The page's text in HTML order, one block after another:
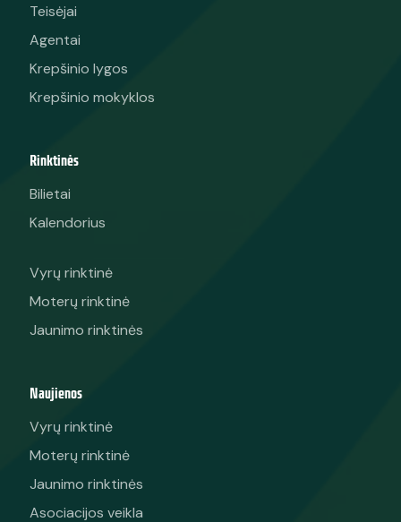
Teisėjai
Agentai
Krepšinio lygos
Krepšinio mokyklos
Rinktinės
Bilietai
Kalendorius
Vyrų rinktinė
Moterų rinktinė
Jaunimo rinktinės
Naujienos
Vyrų rinktinė
Moterų rinktinė
Jaunimo rinktinės
Asociacijos veikla